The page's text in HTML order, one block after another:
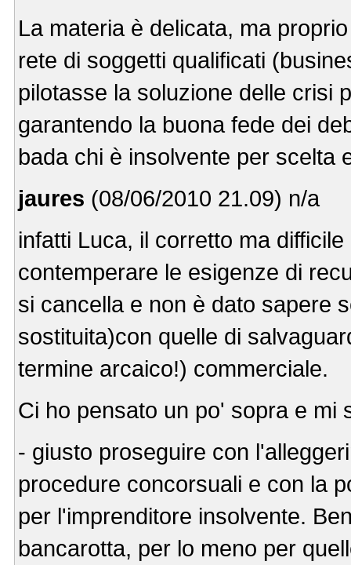
La materia è delicata, ma
rete di soggetti qualificati
pilotasse la soluzione delle crisi
garantendo la buona fede dei
bada chi è insolvente per scelta
jaures (08/06/2010 21.09) n/a
infatti Luca, il corretto ma
contemperare le esigenze di
si cancella e non è dato sapere
sostituita)con quelle di
termine arcaico!) commerciale.
Ci ho pensato un po' sopra e mi
- giusto proseguire con
procedure concorsuali e con la
per l'imprenditore insolvente.
bancarotta, per lo meno per